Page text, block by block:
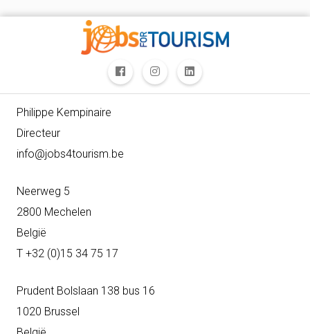
Philippe Kempinaire
Directeur
info@jobs4tourism.be
Neerweg 5
2800 Mechelen
België
T +32 (0)15 34 75 17
Prudent Bolslaan 138 bus 16
1020 Brussel